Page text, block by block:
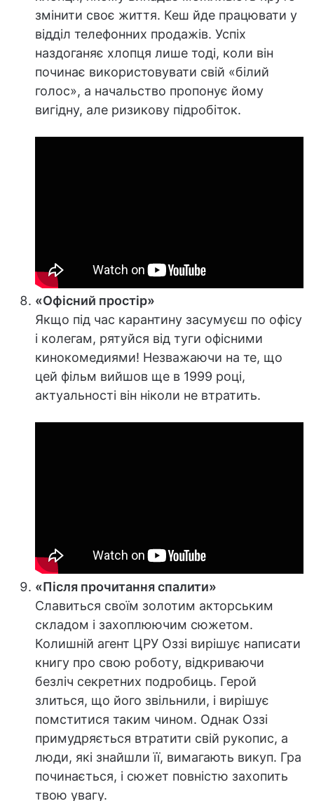
змінити своє життя. Кеш йде працювати у
відділ телефонних продажів. Успіх
наздоганяє хлопця лише тоді, коли він
починає використовувати свій «білий
голос», а начальство пропонує йому
вигідну, але ризикову підробіток.
«Офісний простір»
Якщо під час карантину засумуєш по офісу
і колегам, рятуйся від туги офісними
кинокомедиями! Незважаючи на те, що
цей фільм вийшов ще в 1999 році,
актуальності він ніколи не втратить.
«Після прочитання спалити»
Славиться своїм золотим акторським
складом і захоплюючим сюжетом.
Колишній агент ЦРУ Оззі вирішує написати
книгу про свою роботу, відкриваючи
безліч секретних подробиць. Герой
злиться, що його звільнили, і вирішує
помститися таким чином. Однак Оззі
примудряється втратити свій рукопис, а
люди, які знайшли її, вимагають викуп. Гра
починається, і сюжет повністю захопить
твою увагу.